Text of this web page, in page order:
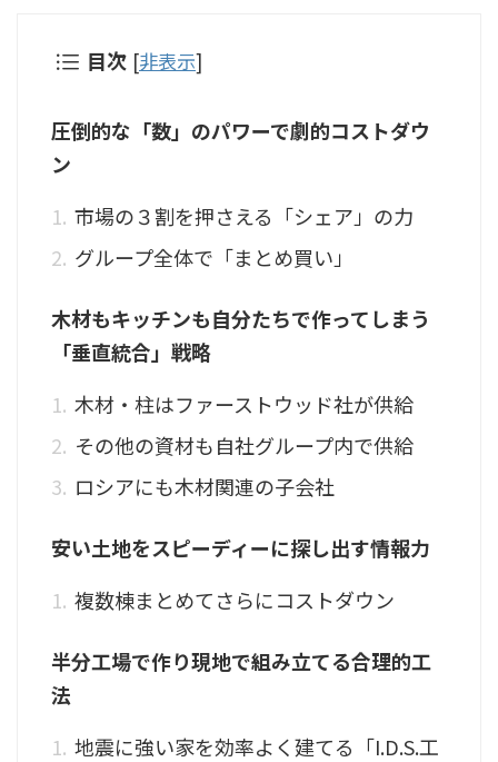
目次 [非表示]
圧倒的な「数」のパワーで劇的コストダウ
ン
市場の３割を押さえる「シェア」の力
グループ全体で「まとめ買い」
木材もキッチンも自分たちで作ってしまう
「垂直統合」戦略
木材・柱はファーストウッド社が供給
その他の資材も自社グループ内で供給
ロシアにも木材関連の子会社
安い土地をスピーディーに探し出す情報力
複数棟まとめてさらにコストダウン
半分工場で作り現地で組み立てる合理的工
法
地震に強い家を効率よく建てる「I.D.S.工